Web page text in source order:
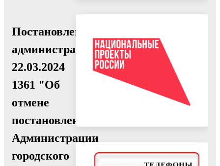
Постановление
администрации
22.03.2024
1361 "Об
отмене
постановления
Администрации
городского